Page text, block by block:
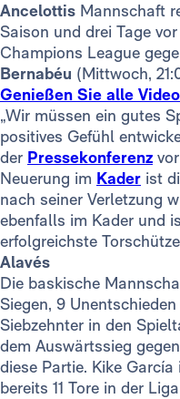
Ancelottis Mannschaft
Saison und drei Tage
Champions League
Bernabéu (Mittwoch,
Genießen Sie alle
„Wir müssen ein gutes
positives Gefühl
der Pressekonferenz
Neuerung im Kader ist
nach seiner Verletzung
ebenfalls im Kader und
erfolgreichste
Alavés
Die baskische
Siegen, 9
Siebzehnter in den
dem Auswärtssieg
diese Partie. Kike
bereits 11 Tore in der